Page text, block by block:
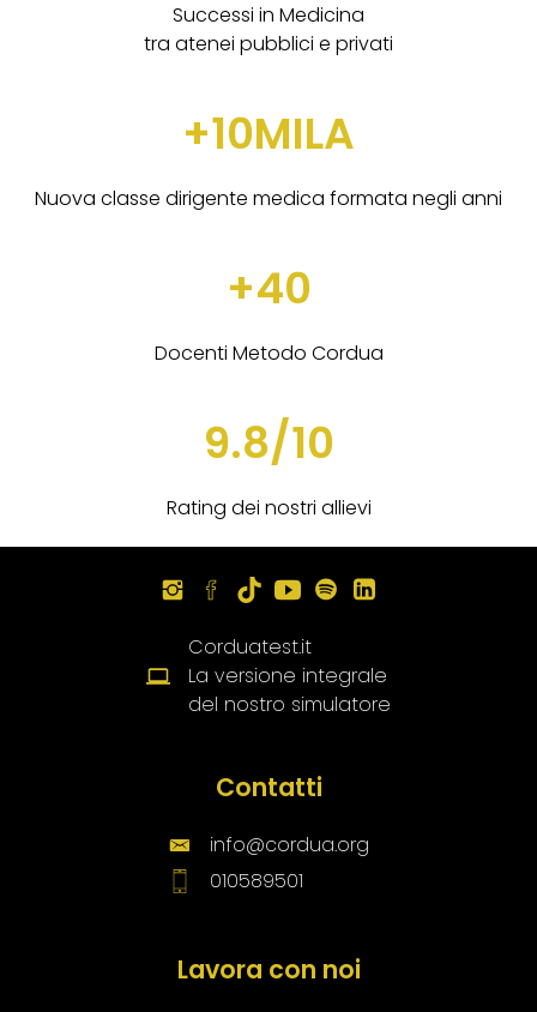
Successi in Medicina
tra atenei pubblici e privati
+10MILA
Nuova classe dirigente medica formata negli anni
+40
Docenti Metodo Cordua
9.8/10
Rating dei nostri allievi
Corduatest.it
La versione integrale
del nostro simulatore
Contatti
info@cordua.org
010589501
Lavora con noi